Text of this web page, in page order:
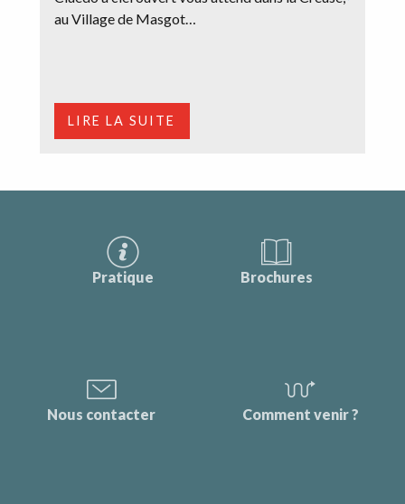
au Village de Masgot…
LIRE LA SUITE
Pratique Brochures
Nous contacter Comment venir ?